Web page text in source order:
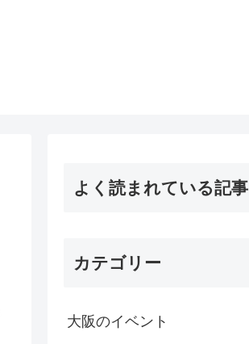
よく読まれている記事
カテゴリー
大阪のイベント